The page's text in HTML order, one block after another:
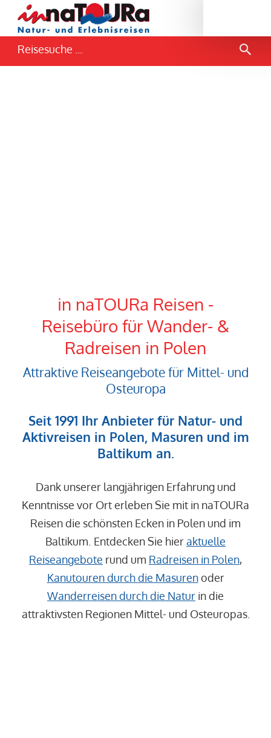
Reisesuche ...
in naTOURa Reisen -
Reisebüro für Wander- &
Radreisen in Polen
Attraktive Reiseangebote für Mittel- und
Osteuropa
Seit 1991 Ihr Anbieter für Natur- und
Aktivreisen in Polen, Masuren und im
Baltikum an.
Dank unserer langjährigen Erfahrung und
Kenntnisse vor Ort erleben Sie mit in naTOURa
Reisen die schönsten Ecken in Polen und im
Baltikum Entdecken Sie hieraktuelle
Reiseangebote rund um Radreisen in Polen,
Kanutouren durch die Masurenoder
Wanderreisendurchdie Natur in die
attraktivsten Regionen Mittel- und Osteuropas.